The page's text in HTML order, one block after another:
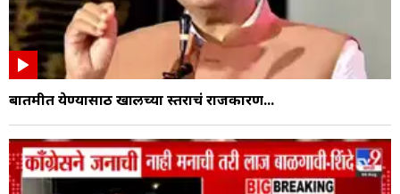
बातमीत येण्यासाठी खालच्या स्तराचं राजकारण...